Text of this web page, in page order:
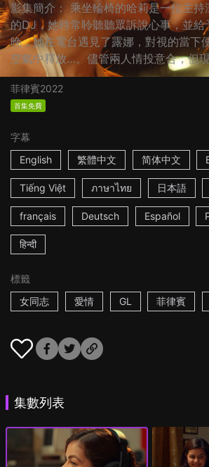
影集簡介： 乘坐輪椅的哈莉是一位主
的DJ，她時常聆聽聽眾訴說心事，並給
晚，她在電台遇見了露娜，對視的當下
空氣中釋放…。儘管兩人情投意合，但
菲律賓2022
首集免費
字幕
English
繁體中文 简体中文
Tiếng Việt ภาษาไทย 日本語
français Deutsch Español
हिन्दी
標籤
女同志
愛情 GL 菲律賓
集數列表